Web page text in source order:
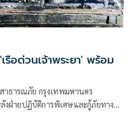
รือด่วนเจ้าพระยา' พร้อม
าธารณภัย กรุงเทพมหานคร
งฝ่ายปฏิบัติการพิเศษและกู้ภัยทางน้ำ